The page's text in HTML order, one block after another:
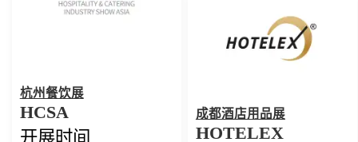
杭州餐饮展
HCSA
开展时间
成都酒店用品展
HOTELEX